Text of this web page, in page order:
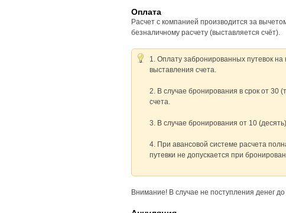
Оплата
Расчет с компанией производится за
безналичному расчету (выставляется счёт).
1. Оплату забронированных путевок
выставления счета.
2. В случае бронирования в срок от 30
счета.
3. В случае бронирования от 10
4. При авансовой системе расчета
путевки не допускается при
Внимание! В случае не поступления денег